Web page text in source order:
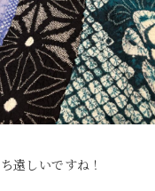
遠しいですね！